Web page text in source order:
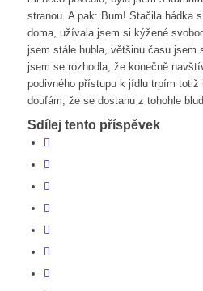
stranou. A pak: Bum! Stačila hádka
doma, užívala jsem si kýžené
jsem stále hubla, většinu času jsem
jsem se rozhodla, že konečně
podivného přístupu k jídlu trpím
doufám, že se dostanu z tohohle
Sdílej tento příspěvek